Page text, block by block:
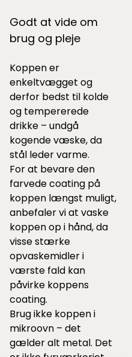
Godt at vide om
brug og pleje
Koppen er
enkeltvægget og
derfor bedst til kolde
og tempererede
drikke – undgå
kogende væske, da
stål leder varme.
For at bevare den
farvede coating på
koppen længst muligt,
anbefaler vi at vaske
koppen op i hånd, da
visse stærke
opvaskemidler i
værste fald kan
påvirke koppens
coating.
Brug ikke koppen i
mikroovn – det
gælder alt metal. Det